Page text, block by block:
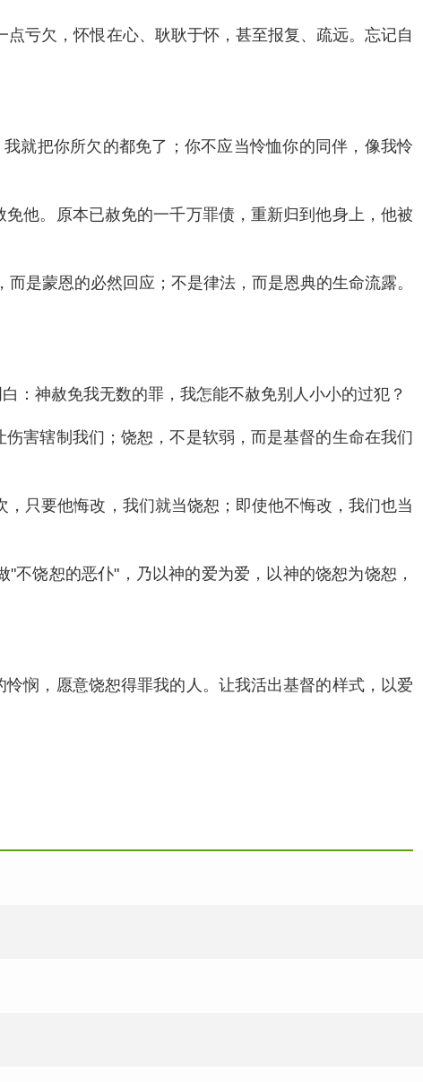
亏欠，怀恨在心、耿耿于怀，甚至报复、疏远。忘记自
就把你所欠的都免了；你不应当怜恤你的同伴，像我怜
他。原本已赦免的一千万罪债，重新归到他身上，他被
是蒙恩的必然回应；不是律法，而是恩典的生命流露。
：神赦免我无数的罪，我怎能不赦免别人小小的过犯？
害辖制我们；饶恕，不是软弱，而是基督的生命在我们
只要他悔改，我们就当饶恕；即使他不悔改，我们也当
饶恕的恶仆"，乃以神的爱为爱，以神的饶恕为饶恕，
悯，愿意饶恕得罪我的人。让我活出基督的样式，以爱